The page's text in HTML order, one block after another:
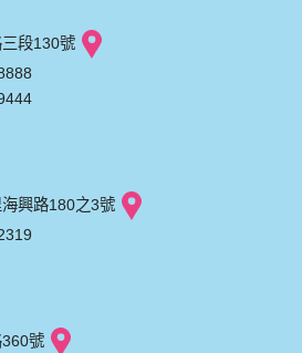
段130號
興路180之3號
號